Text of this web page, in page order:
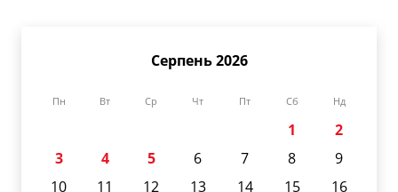
Серпень 2026
Пн Вт Ср Чт Пт Сб Нд
1
2
3
4 5 6 7 8
9
10
11 12 13 14 15
16